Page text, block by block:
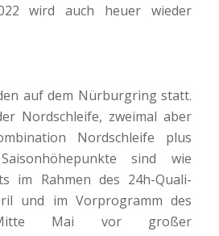
wird auch heuer wieder
auf dem Nürburgring statt.
Nordschleife, zweimal aber
Nordschleife plus
sind wie
im Rahmen des 24h-Quali-
und im Vorprogramm des
Mitte Mai vor großer